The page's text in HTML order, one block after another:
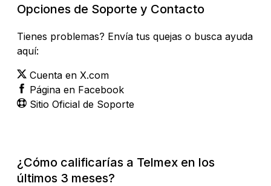
Opciones de Soporte y Contacto
Tienes problemas? Envía tus quejas o busca ayuda
aquí:
Cuenta en X.com
Página en Facebook
Sitio Oficial de Soporte
¿Cómo calificarías a Telmex en los
últimos 3 meses?